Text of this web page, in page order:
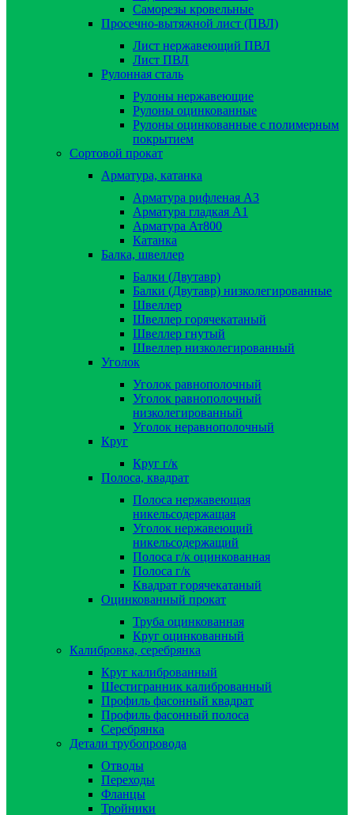
Саморезы кровельные
Просечно-вытяжной лист (ПВЛ)
Лист нержавеющий ПВЛ
Лист ПВЛ
Рулонная сталь
Рулоны нержавеющие
Рулоны оцинкованные
Рулоны оцинкованные с полимерным
покрытием
Сортовой прокат
Арматура, катанка
Арматура рифленая А3
Арматура гладкая А1
Арматура Ат800
Катанка
Балка, швеллер
Балки (Двутавр)
Балки (Двутавр) низколегированные
Швеллер
Швеллер горячекатаный
Швеллер гнутый
Швеллер низколегированный
Уголок
Уголок равнополочный
Уголок равнополочный
низколегированный
Уголок неравнополочный
Круг
Круг г/к
Полоса, квадрат
Полоса нержавеющая
никельсодержащая
Уголок нержавеющий
никельсодержащий
Полоса г/к оцинкованная
Полоса г/к
Квадрат горячекатаный
Оцинкованный прокат
Труба оцинкованная
Круг оцинкованный
Калибровка, серебрянка
Круг калиброванный
Шестигранник калиброванный
Профиль фасонный квадрат
Профиль фасонный полоса
Серебрянка
Детали трубопровода
Отводы
Переходы
Фланцы
Тройники